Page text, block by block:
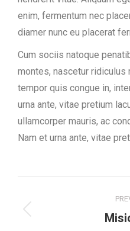
enim, fermentum nec
diamer nunc eu placerat
Cum sociis natoque
montes, nascetur ridiculus
tempor quis congue in,
urna ante, vitae pretium
ullamcorper mauris, ac
Nam et urna ante, vitae
navigation